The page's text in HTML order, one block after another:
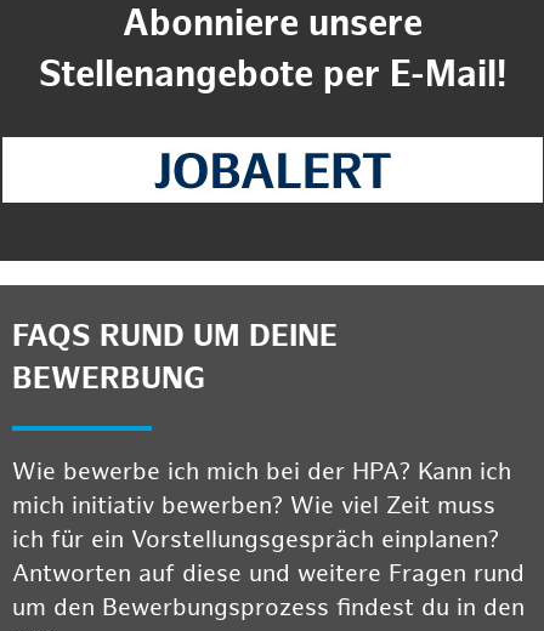
Abonniere unsere
Stellenangebote per E-Mail!
FAQS RUND UM DEINE
BEWERBUNG
Wie bewerbe ich mich bei der HPA? Kann ich
mich initiativ bewerben? Wie viel Zeit muss
ich für ein Vorstellungsgespräch einplanen?
Antworten auf diese und weitere Fragen rund
um den Bewerbungsprozess findest du in den